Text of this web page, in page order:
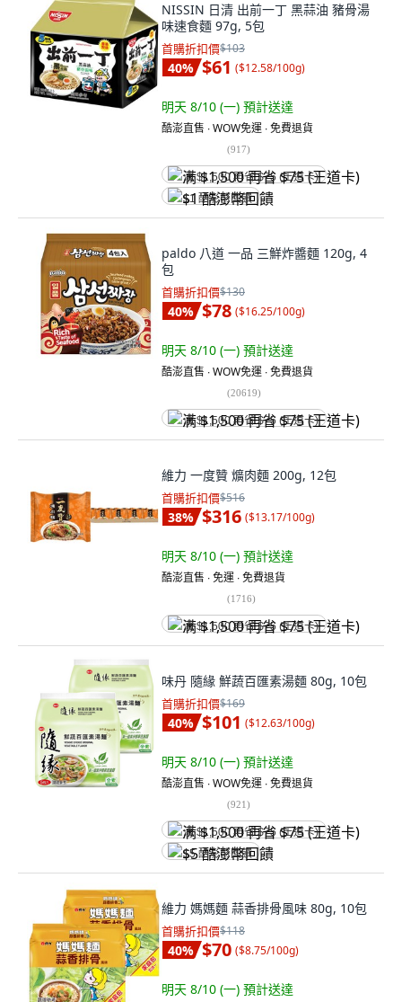
NISSIN 日清 出前一丁 黑蒜油 豬骨湯
味速食麵 97g, 5包
首購折扣價$103
40% $61 ($12.58/100g)
明天 8/10 (一) 預計送達
酷澎直售 ∙ WOW免運 ∙ 免費退貨
(917)
满 $1,500 再省 $75 (王道卡)
$1 酷澎幣回饋
paldo 八道 一品 三鮮炸醬麵 120g, 4
包
首購折扣價$130
40% $78 ($16.25/100g)
明天 8/10 (一) 預計送達
酷澎直售 ∙ WOW免運 ∙ 免費退貨
(20619)
满 $1,500 再省 $75 (王道卡)
維力 一度贊 爌肉麵 200g, 12包
首購折扣價$516
38% $316 ($13.17/100g)
明天 8/10 (一) 預計送達
酷澎直售 ∙ 免運 ∙ 免費退貨
(1716)
满 $1,500 再省 $75 (王道卡)
味丹 隨緣 鮮蔬百匯素湯麵 80g, 10包
首購折扣價$169
40% $101 ($12.63/100g)
明天 8/10 (一) 預計送達
酷澎直售 ∙ WOW免運 ∙ 免費退貨
(921)
满 $1,500 再省 $75 (王道卡)
$5 酷澎幣回饋
維力 媽媽麵 蒜香排骨風味 80g, 10包
首購折扣價$118
40% $70 ($8.75/100g)
明天 8/10 (一) 預計送達